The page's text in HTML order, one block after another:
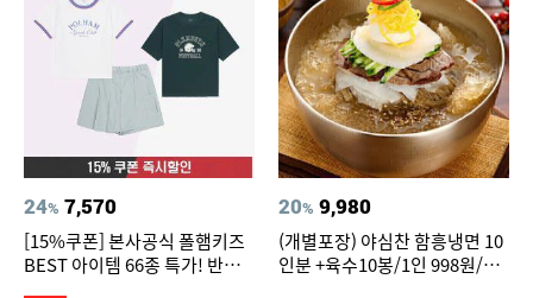
24% 7,570
[15%쿠폰] 본사공식 폴햄키즈
BEST 아이템 66종 특가! 반팔
20% 9,980
(개별포장) 야심찬 함흥냉면 10
인분 +육수10봉/1인 998원/머